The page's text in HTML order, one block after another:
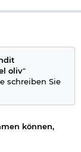
oliv"
schreiben Sie
können,